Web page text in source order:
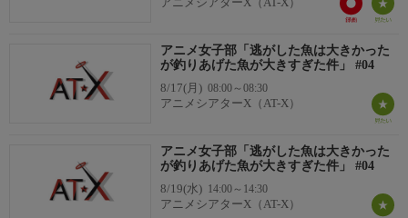
アニメ女子部「逃がした魚は大きかった
が釣りあげた魚が大きすぎた件」 #04
8/17(月) 08:00～08:30
アニメシアターX（AT-X）
アニメ女子部「逃がした魚は大きかった
が釣りあげた魚が大きすぎた件」 #04
8/19(水) 14:00～14:30
アニメシアターX（AT-X）